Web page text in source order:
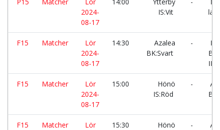
2024-
08-17
IS:Vit
lag
F15 Matcher
Lör
2024-
08-17
14:30
Azalea
BK:Svart
-
F15 Matcher
Lör
2024-
08-17
15:00
Hönö
IS:Röd
-
F15 Matcher
Lör
15:30
Hönö
-